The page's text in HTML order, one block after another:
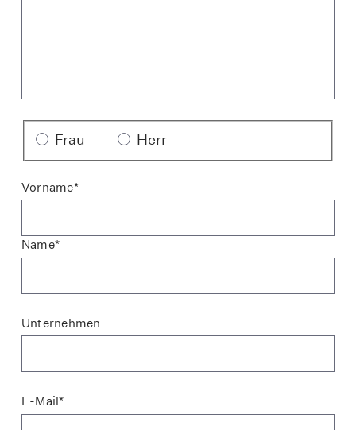
Anrede
Frau Herr
Vorname*
Name*
Unternehmen
E-Mail*